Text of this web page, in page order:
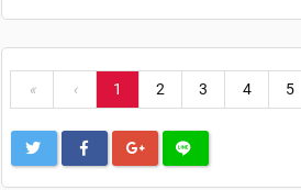
« ‹ 1 2 3 4 5